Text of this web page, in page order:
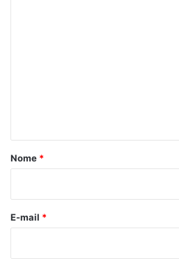
r
*
Nome *
E-mail *